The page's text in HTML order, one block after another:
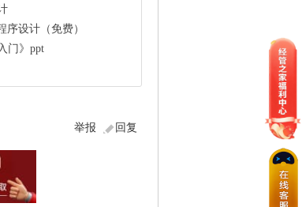
设计（免费）
门》ppt
回复
举报